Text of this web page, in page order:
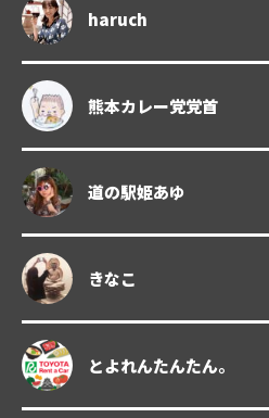
haruch
熊本カレー党党首
道の駅姫あゆ
きなこ
とよれんたんたん。